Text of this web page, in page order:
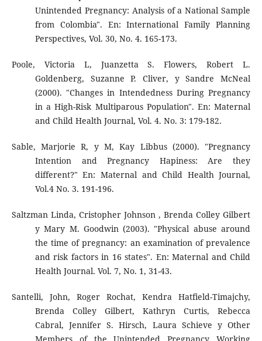
Unintended Pregnancy: Analysis of a National Sample
from Colombia". En: International Family Planning
Perspectives, Vol. 30, No. 4. 165-173.
Poole, Victoria L, Juanzetta S. Flowers, Robert L.
Goldenberg, Suzanne P. Cliver, y Sandre McNeal
(2000). "Changes in Intendedness During Pregnancy
in a High-Risk Multiparous Population". En: Maternal
and Child Health Journal, Vol. 4. No. 3: 179-182.
Sable, Marjorie R, y M, Kay Libbus (2000). "Pregnancy
Intention and Pregnancy Hapiness: Are they
different?" En: Maternal and Child Health Journal,
Vol.4 No. 3. 191-196.
Saltzman Linda, Cristopher Johnson , Brenda Colley Gilbert
y Mary M. Goodwin (2003). "Physical abuse around
the time of pregnancy: an examination of prevalence
and risk factors in 16 states". En: Maternal and Child
Health Journal. Vol. 7, No. 1, 31-43.
Santelli, John, Roger Rochat, Kendra Hatfield-Timajchy,
Brenda Colley Gilbert, Kathryn Curtis, Rebecca
Cabral, Jennifer S. Hirsch, Laura Schieve y Other
Members of the Unintended Pregnancy Working